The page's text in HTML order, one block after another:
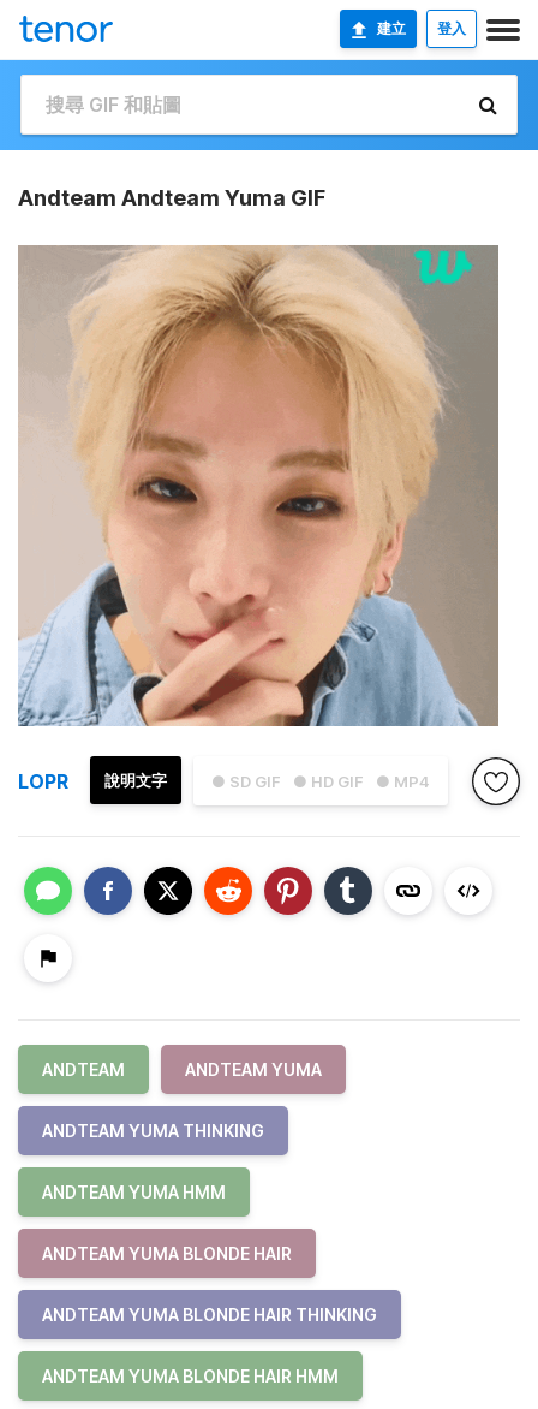
建立 登入
Andteam Andteam Yuma GIF
● SD GIF ● HD GIF ● MP4
說明文字
LOPR
ANDTEAM ANDTEAM YUMA
ANDTEAM YUMA THINKING
ANDTEAM YUMA HMM
ANDTEAM YUMA BLONDE HAIR
ANDTEAM YUMA BLONDE HAIR THINKING
ANDTEAM YUMA BLONDE HAIR HMM